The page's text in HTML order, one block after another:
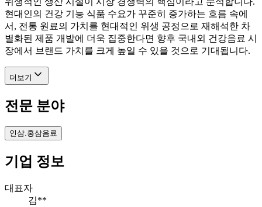
현대인의 건강 기능 식품 수요가 꾸준히 증가하는 흐름 속에
서, 전통 원료의 가치를 현대적인 위생 공정으로 재해석한 차
별화된 제품 개발에 더욱 집중한다면 향후 국내외 건강음료 시
장에서 브랜드 가치를 크게 높일 수 있을 것으로 기대됩니다.
더보기
전문 분야
인삼.홍삼음료
기업 정보
대표자
김**